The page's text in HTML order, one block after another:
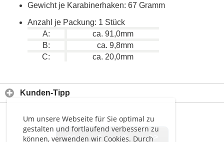
Um unsere Webseite für Sie optimal zu
gestalten und fortlaufend verbessern zu
können, verwenden wir Cookies. Durch
Gewicht je Karabinerhaken: 67 Gramm
Anzahl je Packung: 1 Stück
A:
ca. 91,0mm
B:
ca. 9,8mm
C:
ca. 20,0mm
Kunden-Tipp
<< < > >>